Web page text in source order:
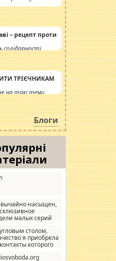
– рецепт проти
солідарності
ТРІЄЧНИКАМ
на такі теми,
сьогоднішні
питання.
соціальна
Блоги
насыщен,
малых серий
формы, в MebelOk,
все в порядке,
мебель, а это не
столом,
я приобрела
которого